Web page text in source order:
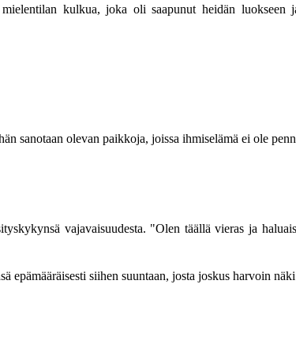
kulkua, joka oli saapunut heidän luokseen
sanotaan olevan paikkoja, joissa ihmiselämä ei ole
vajavaisuudesta. "Olen täällä vieras ja
epämääräisesti siihen suuntaan, josta joskus harvoin